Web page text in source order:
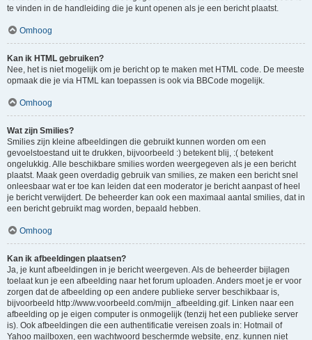
te vinden in de handleiding die je kunt openen als je een bericht plaatst.
Omhoog
Kan ik HTML gebruiken?
Nee, het is niet mogelijk om je bericht op te maken met HTML code. De meeste
opmaak die je via HTML kan toepassen is ook via BBCode mogelijk.
Omhoog
Wat zijn Smilies?
Smilies zijn kleine afbeeldingen die gebruikt kunnen worden om een
gevoelstoestand uit te drukken, bijvoorbeeld :) betekent blij, :( betekent
ongelukkig. Alle beschikbare smilies worden weergegeven als je een bericht
plaatst. Maak geen overdadig gebruik van smilies, ze maken een bericht snel
onleesbaar wat er toe kan leiden dat een moderator je bericht aanpast of heel
je bericht verwijdert. De beheerder kan ook een maximaal aantal smilies, dat in
een bericht gebruikt mag worden, bepaald hebben.
Omhoog
Kan ik afbeeldingen plaatsen?
Ja, je kunt afbeeldingen in je bericht weergeven. Als de beheerder bijlagen
toelaat kun je een afbeelding naar het forum uploaden. Anders moet je er voor
zorgen dat de afbeelding op een andere publieke server beschikbaar is,
bijvoorbeeld http://www.voorbeeld.com/mijn_afbeelding.gif. Linken naar een
afbeelding op je eigen computer is onmogelijk (tenzij het een publieke server
is). Ook afbeeldingen die een authentificatie vereisen zoals in: Hotmail of
Yahoo mailboxen, een wachtwoord beschermde website, enz. kunnen niet